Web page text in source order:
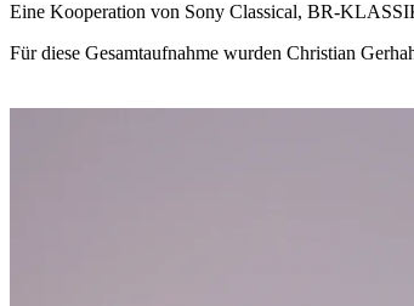
Eine Kooperation von Sony Classical, BR-
Für diese Gesamtaufnahme wurden Christian